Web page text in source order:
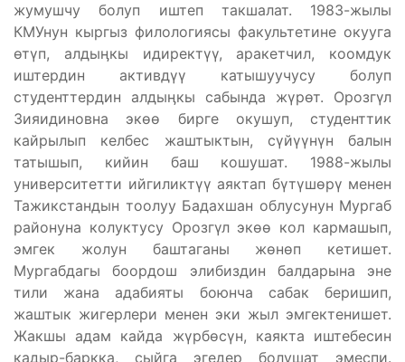
жумушчу болуп иштеп такшалат. 1983-жылы
КМУнун кыргыз филологиясы факультетине окууга
өтүп, алдыӊкы идиректүү, аракетчил, коомдук
иштердин активдүү катышуучусу болуп
студенттердин алдыӊкы сабында жүрөт. Орозгүл
Зияидиновна экөө бирге окушуп, студенттик
кайрылып келбес жаштыктын, сүйүүнүн балын
татышып, кийин баш кошушат. 1988-жылы
университетти ийгиликтүү аяктап бүтүшөрү менен
Тажикстандын тоолуу Бадахшан облусунун Мургаб
районуна колуктусу Орозгүл экөө кол кармашып,
эмгек жолун баштаганы жөнөп кетишет.
Мургабдагы боордош элибиздин балдарына эне
тили жана адабияты боюнча сабак беришип,
жаштык жигерлери менен эки жыл эмгектенишет.
Жакшы адам кайда жүрбөсүн, каякта иштебесин
кадыр-баркка, сыйга эгедер болушат эмеспи.